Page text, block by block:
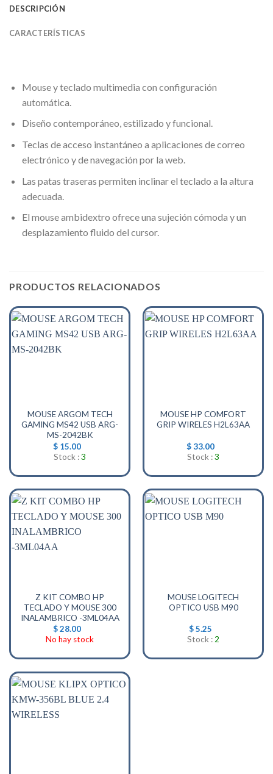
DESCRIPCIÓN
CARACTERÍSTICAS
Mouse y teclado multimedia con configuración
automática.
Diseño contemporáneo, estilizado y funcional.
Teclas de acceso instantáneo a aplicaciones de correo
electrónico y de navegación por la web.
Las patas traseras permiten inclinar el teclado a la altura
adecuada.
El mouse ambidextro ofrece una sujeción cómoda y un
desplazamiento fluido del cursor.
PRODUCTOS RELACIONADOS
MOUSE ARGOM TECH
GAMING MS42 USB ARG-
MS-2042BK
$15.00
Stock :3
MOUSE HP COMFORT
GRIP WIRELES H2L63AA
$33.00
Stock :3
Z KIT COMBO HP
TECLADO Y MOUSE 300
INALAMBRICO -3ML04AA
$28.00
No hay stock
MOUSE LOGITECH
OPTICO USB M90
$5.25
Stock :2